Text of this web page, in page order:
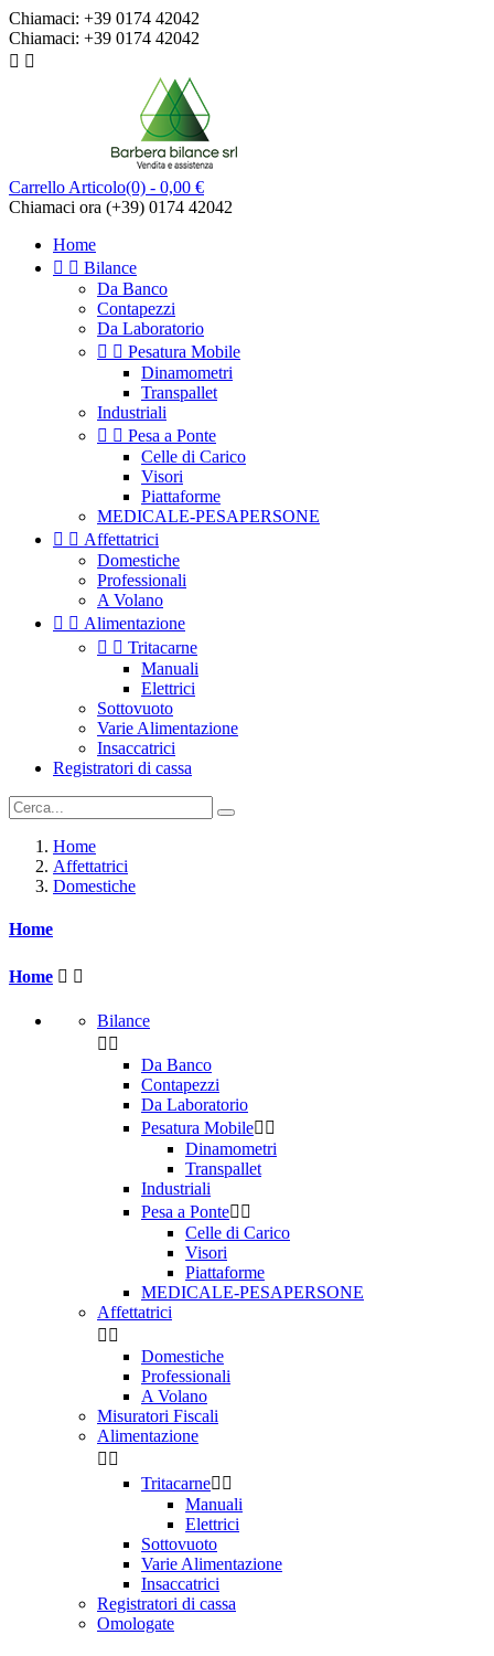
Chiamaci: +39 0174 42042
Chiamaci: +39 0174 42042
 
Carrello Articolo(0) - 0,00 €
Chiamaci ora (+39) 0174 42042
Home
  Bilance
Da Banco
Contapezzi
Da Laboratorio
  Pesatura Mobile
Dinamometri
Transpallet
Industriali
  Pesa a Ponte
Celle di Carico
Visori
Piattaforme
MEDICALE-PESAPERSONE
  Affettatrici
Domestiche
Professionali
A Volano
  Alimentazione
  Tritacarne
Manuali
Elettrici
Sottovuoto
Varie Alimentazione
Insaccatrici
Registratori di cassa
Home
Affettatrici
Domestiche
Home
Home  
Bilance
 
Da Banco
Contapezzi
Da Laboratorio
Pesatura Mobile 
Dinamometri
Transpallet
Industriali
Pesa a Ponte 
Celle di Carico
Visori
Piattaforme
MEDICALE-PESAPERSONE
Affettatrici
 
Domestiche
Professionali
A Volano
Misuratori Fiscali
Alimentazione
 
Tritacarne 
Manuali
Elettrici
Sottovuoto
Varie Alimentazione
Insaccatrici
Registratori di cassa
Omologate